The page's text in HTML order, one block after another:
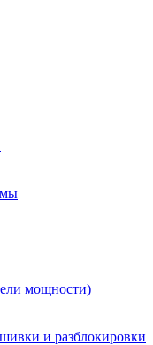
мощности)
и разблокировки